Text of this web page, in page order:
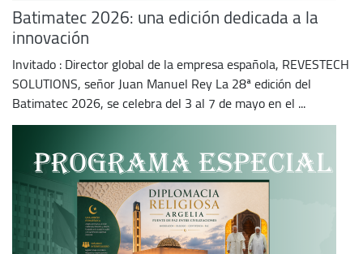
Batimatec 2026: una edición dedicada a la
innovación
Invitado : Director global de la empresa española, REVESTECH
SOLUTIONS, señor Juan Manuel Rey La 28ª edición del
Batimatec 2026, se celebra del 3 al 7 de mayo en el ...